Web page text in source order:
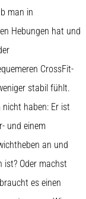
man in
Hebungen hat und
CrossFit-
stabil fühlt.
haben: Er ist
und einem
an und
Oder machst
es einen